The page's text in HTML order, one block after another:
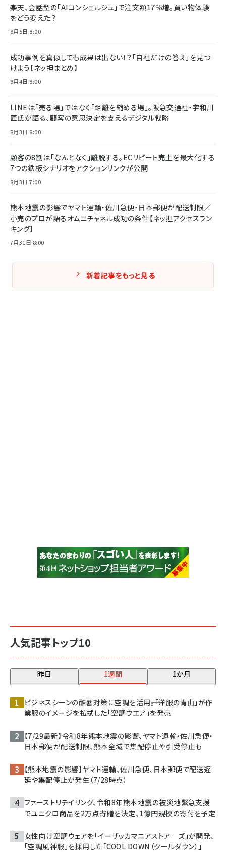
￥1,815
る時代の成長戦略
￥2,420
￥2,200
anan(アンアン)2026/07/08号 No.2502[2026
ママ投資家が育休中に１億貯めた株式投資
￥1,870
組織の成果を最大化する ルールのデザイン
￥1,980
Amazonランキングをもっと見る
￥2,750
人気記事トップ10
昨日 1週間 1か月
ビジネスシーンの酷暑対策に空調を活用――。「洋服の青山」が作
業服のイメージを払拭した「空調ウエア」を発売
【7/29最新】令和8年熊本地震の影響、ヤマト運輸・佐川急便・
日本郵便が配送制限、熊本全域で集配停止や引受停止も
【熊本地震の影響】ヤマト運輸、佐川急便、日本郵便で配送遅
延や集配停止が発生（7/28時点）
ファーストリテイリング、令和8年熊本地震の被災地緊急支援
でユニクロ商品を2万点寄贈を決定、1億円規模の寄付を予定
女性向け空調ウェアを「イーザッカマニアストア―ズ」が開発、
「空調風神服」を採用した「COOL DOWN（クールダウン）」
楽天、会話型の「AIコンシェルジュ」で注文額17％増。買い物体験
をどう変えた？
8月5日 8:00
成功事例を真似しても成果は出ない！？「自社だけの答え」を見つ
けよう【ネッ担まとめ】
8月4日 8:00
LINEは「売る場」ではなく「距離を縮める場」。阪急交通社・宇和川
匠氏が語る、顧客の意思決定を支えるデジタル戦略
8月3日 8:00
顧客の8割は「なんとなく」離脱する。ECリピート売上を最大化する
7つの鉄板シナリオをアクションリンクが公開
8月3日 7:00
熊本地震の影響でヤマト運輸・佐川急便・日本郵便が配送制限／
小売のプロが語るオムニチャネル成功の条件【ネッ担アクセスラン
キング】
7月31日 8:00
新着記事をもっと見る